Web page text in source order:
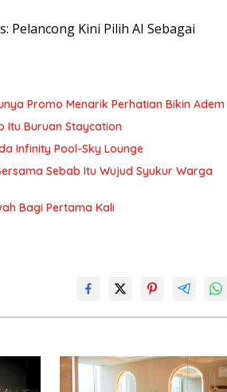
Pelancong Kini Pilih AI Sebagai
Promo Menarik Perhatian Bikin Adem
Itu Buruan Staycation
Infinity Pool-Sky Lounge
Sebab Itu Wujud Syukur Warga
Bagi Pertama Kali